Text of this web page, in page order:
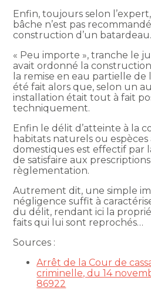
Enfin, toujours selon
bâche n’est pas
construction d’un batardeau.
« Peu importe », tranche le
avait ordonné la
la remise en eau partielle de
été fait alors que, selon un
installation était tout à fait
techniquement.
Enfin le délit d’atteinte à la
habitats naturels ou espèces
domestiques est effectif par
de satisfaire aux
règlementation.
Autrement dit, une simple
négligence suffit à
du délit, rendant ici la
faits qui lui sont reprochés…
Sources :
Arrêt de la Cour de
criminelle, du 14
86922